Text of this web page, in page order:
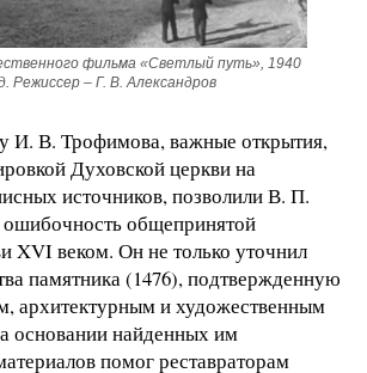
фильма «Светлый путь», 1940
Режиссер – Г. В. Александров
И. В. Трофимова, важные открытия,
Духовской церкви на
источников, позволили В. П.
ошибочность общепринятой
XVI веком. Он не только уточнил
памятника (1476), подтвержденную
архитектурным и художественным
основании найденных им
помог реставраторам